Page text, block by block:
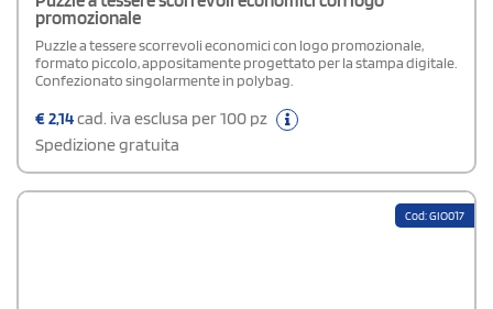
promozionale
Puzzle a tessere scorrevoli economici con logo promozionale,
formato piccolo, appositamente progettato per la stampa digitale.
Confezionato singolarmente in polybag.
€2,14cad. iva esclusa per 100 pz
Spedizione gratuita
Cod: GIO017